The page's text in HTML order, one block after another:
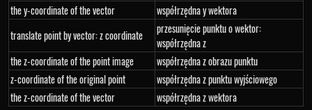
the y-coordinate of the vector
współrzędna y wektora
translate point by vector: z coordinate
przesunięcie punktu o wektor:
współrzędna z
the z-coordinate of the point image
współrzędna z obrazu punktu
z-coordinate of the original point
współrzędna z punktu wyjściowego
the z-coordinate of the vector
współrzędna z wektora